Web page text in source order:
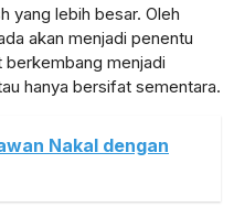
yang lebih besar. Oleh
akan menjadi penentu
berkembang menjadi
hanya bersifat sementara.
Nakal dengan